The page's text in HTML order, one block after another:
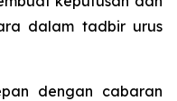
dalam tadbir urus
dengan cabaran